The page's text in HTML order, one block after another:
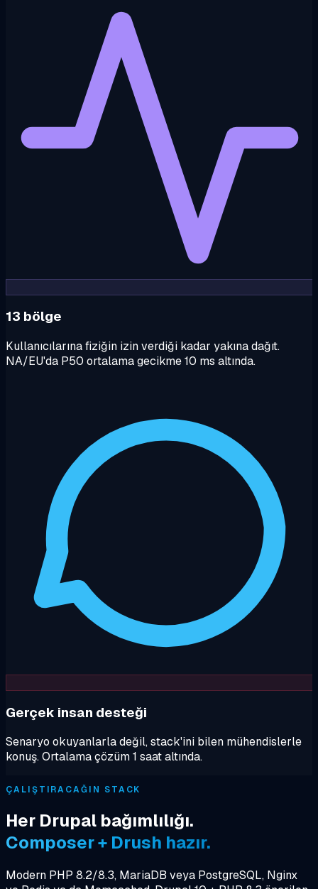
13 bölge
Kullanıcılarına fiziğin izin verdiği kadar yakına dağıt.
NA/EU'da P50 ortalama gecikme 10 ms altında.
Gerçek insan desteği
Senaryo okuyanlarla değil, stack'ini bilen mühendislerle
konuş. Ortalama çözüm 1 saat altında.
ÇALIŞTIRACAĞIN STACK
Her Drupal bağımlılığı.
Composer + Drush hazır.
Modern PHP 8.2/8.3, MariaDB veya PostgreSQL, Nginx